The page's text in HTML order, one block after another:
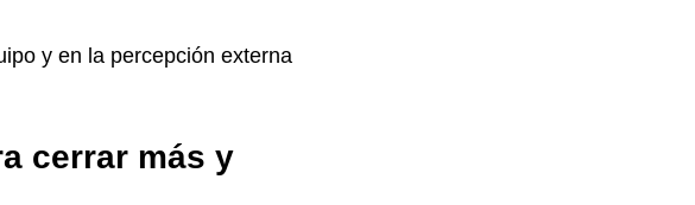
y en la percepción externa
cerrar más y